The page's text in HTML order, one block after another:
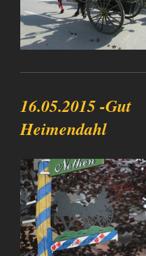
16.05.2015 -Gut
Heimendahl